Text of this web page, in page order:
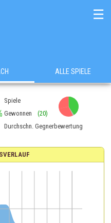
☰
ALLE SPIELE
Spiele
Gewonnen (20)
Durchschn. Gegnerbewertung